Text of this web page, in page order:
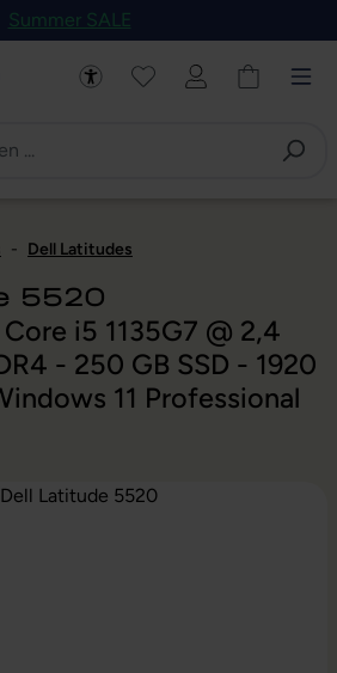
Plattform springen
Summer SALE
- Dell Latitudes
5520
i5 1135G7 @ 2,4
- 250 GB SSD - 1920
11 Professional